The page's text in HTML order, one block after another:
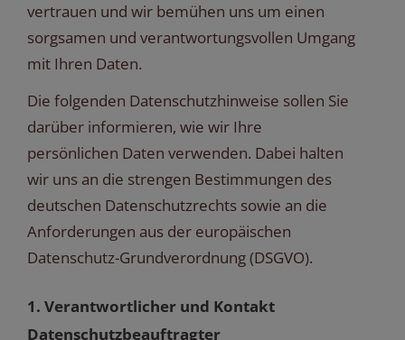
vertrauen und wir bemühen uns um einen
sorgsamen und verantwortungsvollen Umgang
mit Ihren Daten.
Die folgenden Datenschutzhinweise sollen Sie
darüber informieren, wie wir Ihre
persönlichen Daten verwenden. Dabei halten
wir uns an die strengen Bestimmungen des
deutschen Datenschutzrechts sowie an die
Anforderungen aus der europäischen
Datenschutz-Grundverordnung (DSGVO).
1. Verantwortlicher und Kontakt
Datenschutzbeauftragter